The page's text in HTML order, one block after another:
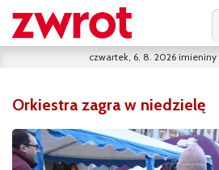
czwartek, 6. 8. 2026 imieniny
Orkiestra zagra w niedzielę